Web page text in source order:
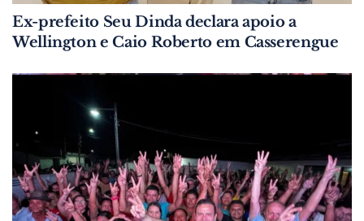
Ex-prefeito Seu Dinda declara apoio a
Wellington e Caio Roberto em Casserengue